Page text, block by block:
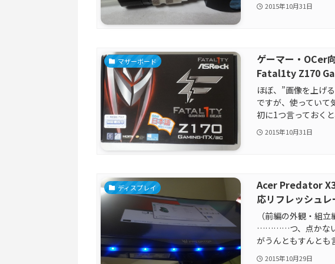
2015年10月31日
マザーボード
ゲーマー・OCer
Fatal1ty Z170
ほぼ、”画像を上げ
ですが、使っていて
初に1つ言っておく
2015年10月31日
ディスプレイ
Acer Predator
応リフレッシュ
晶モニタ ～画質
（前編の外観・組
…………つ、点かない
がうんともすんとも
2015年10月29日